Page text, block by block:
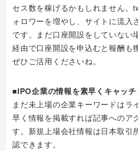
セス数を稼げるかもしれません。
ォロワーを増やし、サイトに流入
です。まだ口座開設をしていない
経由で口座開設を申込むと報酬も
ぜひご活用くださいね。
■IPO企業の情報を素早くキャッ
まだ未上場の企業キーワードはラ
早く情報を掲載すれば記事へのア
す。新規上場会社情報は日本取引
認できます。